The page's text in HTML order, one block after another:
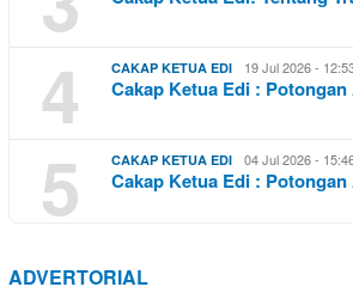
4 CAKAP KETUA EDI 19 Jul 2026 -
Cakap Ketua Edi :
5 CAKAP KETUA EDI 04 Jul 2026 -
Cakap Ketua Edi :
ADVERTORIAL